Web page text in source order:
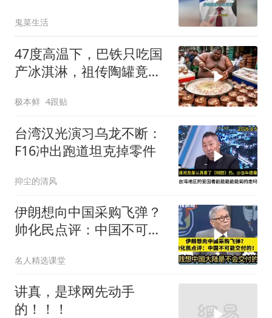
鬼菜生活
47度高温下，巴铁只吃国
产冰淇淋，祖传陶罐竟还
极本鲜 4跟贴
台湾汉光演习乌龙不断：
F16冲出跑道坦克掉零件
抑尘的清风
伊朗想向中国采购飞弹？
帅化民点评：中国不可能
名人精选课堂
讲真，是球网先动手
的！！！